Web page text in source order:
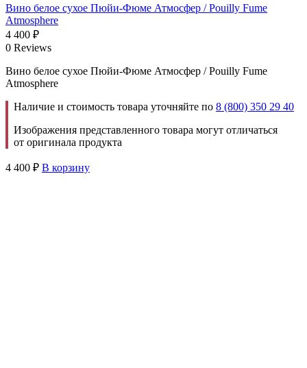
Вино белое сухое Пюйи-Фюме Атмосфер / Pouilly Fume
Atmosphere
4 400 ₽
0 Reviews
Вино белое сухое Пюйи-Фюме Атмосфер / Pouilly Fume
Atmosphere
Наличие и стоимость товара уточняйте по 8 (800) 350 29 40
Изображения представленного товара могут отличаться
от оригинала продукта
4 400 ₽ В корзину